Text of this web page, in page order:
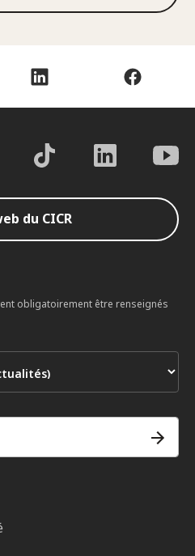
du CICR
obligatoirement être renseignés